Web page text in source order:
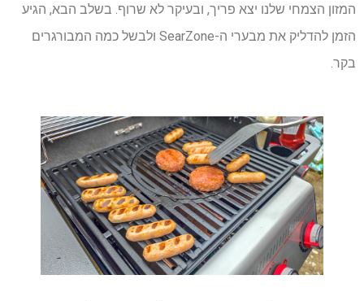
המזון הצמחי שלנו יצא פריך, ובעיקר לא שרוף. בשלב הבא, הגיע
הזמן להדליק את מבערי ה-SearZone ולבשל כמה המבורגרים
בקר.